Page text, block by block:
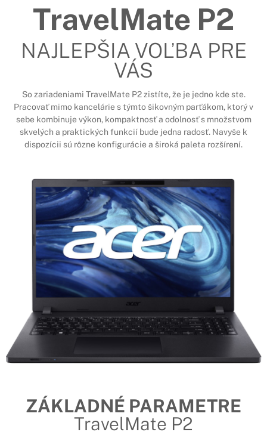
TravelMate P2
NAJLEPŠIA VOĽBA PRE
VÁS
So zariadeniami TravelMate P2 zistíte, že je jedno kde ste.
Pracovať mimo kancelárie s týmto šikovným parťákom, ktorý v
sebe kombinuje výkon, kompaktnosť a odolnosť s množstvom
skvelých a praktických funkcií bude jedna radosť. Navyše k
dispozícii sú rôzne konfigurácie a široká paleta rozšírení.
ZÁKLADNÉ PARAMETRE
TravelMate P2